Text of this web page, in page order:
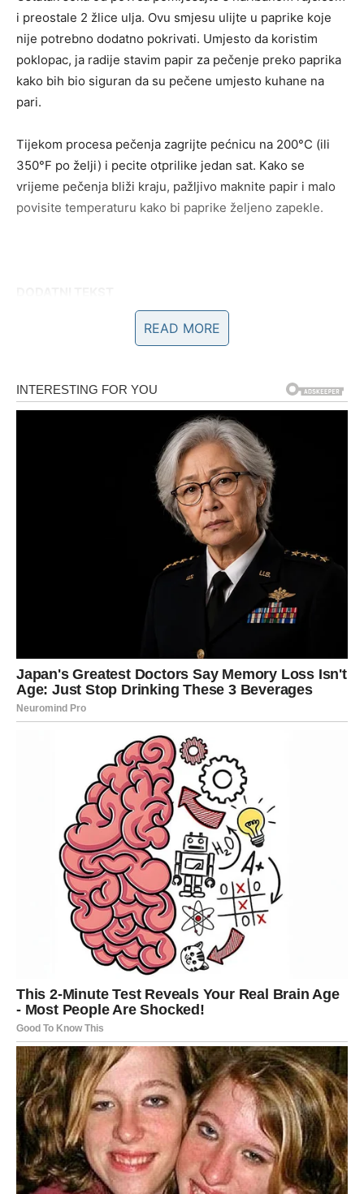
i preostale 2 žlice ulja. Ovu smjesu ulijte u paprike koje
nije potrebno dodatno pokrivati. Umjesto da koristim
poklopac, ja radije stavim papir za pečenje preko paprika
kako bih bio siguran da su pečene umjesto kuhane na
pari.
Tijekom procesa pečenja zagrijte pećnicu na 200°C (ili
350°F po želji) i pecite otprilike jedan sat. Kako se
vrijeme pečenja bliži kraju, pažljivo maknite papir i malo
povisite temperaturu kako bi paprike željeno zapekle.
ČuvarkuCa, izvanredno rješenje za kožne tegobe i rane,
Ova biljka, koja se smatra vrlo sigurnim lijekom, nadaleko
je poznata po svojoj učinkovitosti u liječenju različitih
Pružajući brzo olakšanje i osjećaj smirenosti, njegova
protuupalna i antiseptička svojstva čine ga izvrsnim
rješenjem za prvu pomoć kod opeklina, uboda i ugriza.
Postoje različite mogućnosti liječenja koje možete
Vjetar, obojen crvenom bojom, šapuće prisutnost
erizipela.
Oči kokoši su male i okrugle.
Pjege – one male, pigmentirane mrlje koje se često
pojavljuju na koži.
Ozljede i rane
Medicinsko stanje poznato kao herpes zoster
Infekcije koje zahvaćaju oči i uši česta su pojava.
Kožne bolesti koje karakterizira njihova štetna i
kancerogena priroda.
Na tabanima se često pojavi čvrsti sloj kože.
Osjećaj žarenja, peckanja i ugriza može uzrokovati
nelagodu.
Da biste riješili problem, možete izravno nanijeti sok
kućnog čuvara na problematično područje ili koristiti
oblog napravljen od narezanog lista.
READ MORE